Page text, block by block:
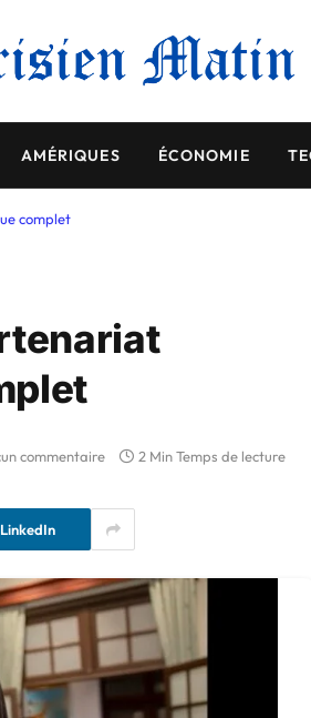
AMÉRIQUES ÉCONOMIE
complet
commentaire 2 Min Temps de lecture
LinkedIn